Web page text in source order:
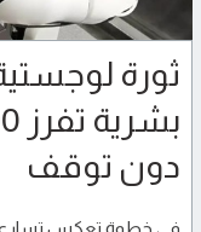
ثورة
دون توقف